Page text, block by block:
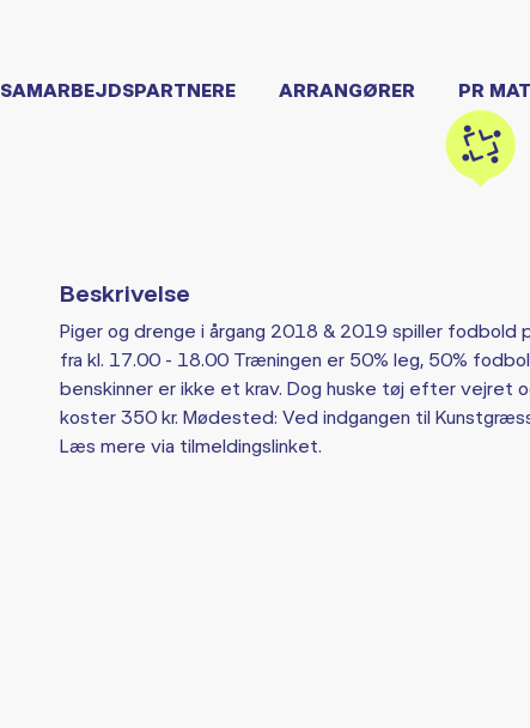
SAMARBEJDSPARTNERE ARRANGØRER PR
Beskrivelse
Piger og drenge i årgang 2018 & 2019 spiller fodbold
fra kl. 17.00 - 18.00 Træningen er 50% leg, 50%
benskinner er ikke et krav. Dog huske tøj efter vejret
koster 350 kr. Mødested: Ved indgangen til
Læs mere via tilmeldingslinket.